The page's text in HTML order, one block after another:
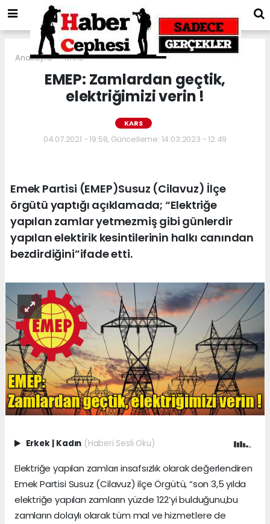
Anasayfa KARS
EMEP: Zamlardan geçtik,
elektriğimizi verin !
KARS
04.07.2021 - 19:58, Güncelleme: 14.03.2023 - 12:49
Emek Partisi (EMEP)Susuz (Cilavuz) İlçe
örgütü yaptığı açıklamada; “Elektriğe
yapılan zamlar yetmezmiş gibi günlerdir
yapılan elektirik kesintilerinin halkı canından
bezdirdiğini”ifade etti.
Erkek Kadın (Haberi Sesli Oku)
Elektriğe yapılan zamları insafsızlık olarak değerlendiren
Emek Partisi Susuz (Cilavuz) ilçe Örgütü, “son 3,5 yılda
elektriğe yapılan zamların yüzde 122’yi bulduğunu,bu
zamların dolaylı olarak tüm mal ve hizmetlere de